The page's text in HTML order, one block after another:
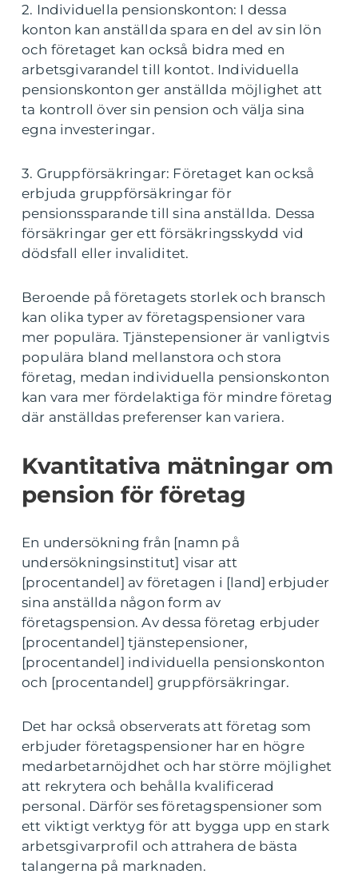
2. Individuella pensionskonton: I dessa
konton kan anställda spara en del av sin lön
och företaget kan också bidra med en
arbetsgivarandel till kontot. Individuella
pensionskonton ger anställda möjlighet att
ta kontroll över sin pension och välja sina
egna investeringar.
3. Gruppförsäkringar: Företaget kan också
erbjuda gruppförsäkringar för
pensionssparande till sina anställda. Dessa
försäkringar ger ett försäkringsskydd vid
dödsfall eller invaliditet.
Beroende på företagets storlek och bransch
kan olika typer av företagspensioner vara
mer populära. Tjänstepensioner är vanligtvis
populära bland mellanstora och stora
företag, medan individuella pensionskonton
kan vara mer fördelaktiga för mindre företag
där anställdas preferenser kan variera.
Kvantitativa mätningar om
pension för företag
En undersökning från [namn på
undersökningsinstitut] visar att
[procentandel] av företagen i [land] erbjuder
sina anställda någon form av
företagspension. Av dessa företag erbjuder
[procentandel] tjänstepensioner,
[procentandel] individuella pensionskonton
och [procentandel] gruppförsäkringar.
Det har också observerats att företag som
erbjuder företagspensioner har en högre
medarbetarnöjdhet och har större möjlighet
att rekrytera och behålla kvalificerad
personal. Därför ses företagspensioner som
ett viktigt verktyg för att bygga upp en stark
arbetsgivarprofil och attrahera de bästa
talangerna på marknaden.